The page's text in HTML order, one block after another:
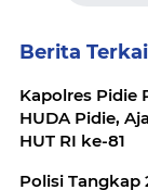
Berita
Kapolres Pidie
HUDA Pidie,
HUT RI ke-81
Polisi Tangkap